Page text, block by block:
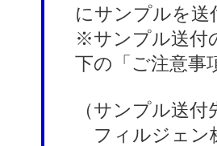
にサンプルを送
※サンプル送付
下の「ご注意事
（サンプル送付
フィルジェン